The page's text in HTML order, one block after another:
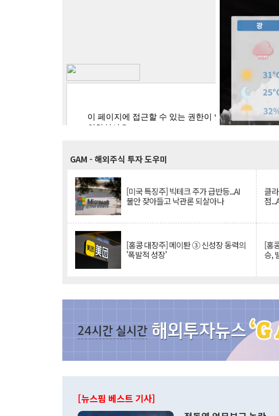
GAM - 해외주식 투자 도우미
[미국 특징주] 빅테크 주가 급반등...AI
불안 잦아들고 낙관론 되살아나
클
점
[홍콩 대장주] 메이퇀 ③ 신성장 동력의
'폭발적 성장'
[홍
승,
[뉴스핌 베스트 기사]